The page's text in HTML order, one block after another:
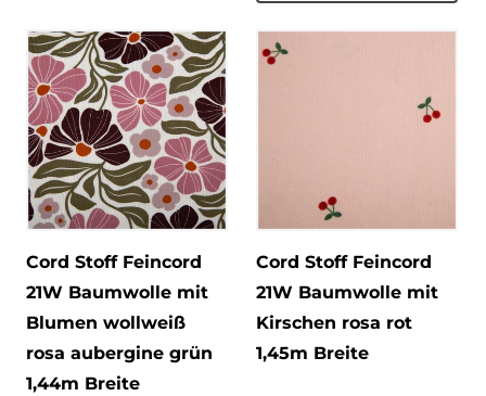
Cord Stoff Feincord
21W Baumwolle mit
Blumen wollweiß
rosa aubergine grün
1,44m Breite
Cord Stoff Feincord
21W Baumwolle mit
Kirschen rosa rot
1,45m Breite